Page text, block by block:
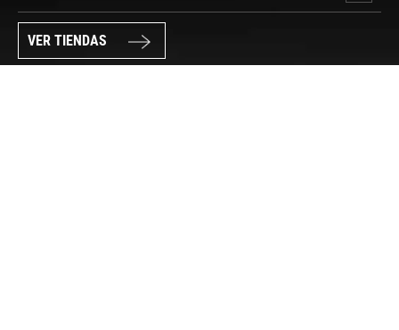
VER TIENDAS